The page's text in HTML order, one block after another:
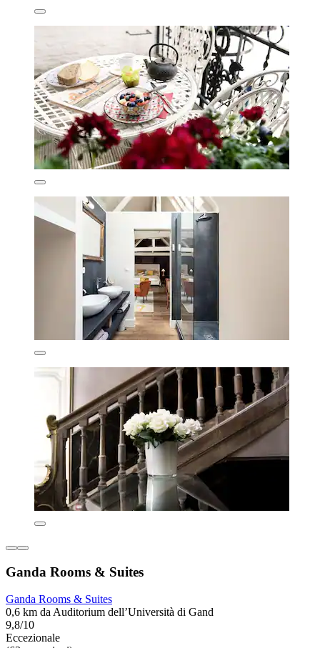
Ganda Rooms & Suites
Ganda Rooms & Suites
0,6 km da Auditorium dell’Università di Gand
9,8/10
Eccezionale